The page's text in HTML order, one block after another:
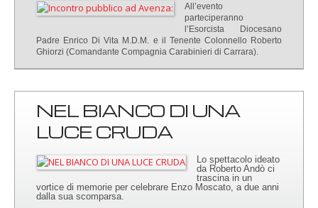
All’evento
parteciperanno
l’Esorcista Diocesano
Padre Enrico Di Vita M.D.M. e il Tenente Colonnello Roberto
Ghiorzi (Comandante Compagnia Carabinieri di Carrara).
NEL BIANCO DI UNA
LUCE CRUDA
Lo spettacolo ideato
da Roberto Andò ci
trascina in un
vortice di memorie per celebrare Enzo Moscato, a due anni
dalla sua scomparsa.